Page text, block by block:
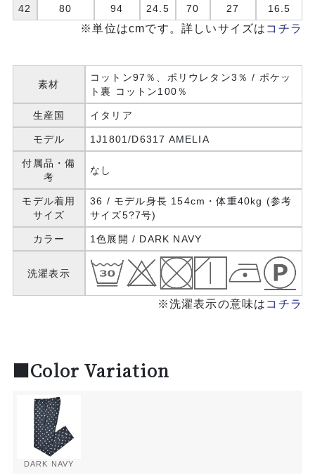
42 80 94 24.5 70 27 16.5
※単位はcmです。詳しいサイズは コチラ
素材
コットン97％、ポリウレタン3％ / ポケッ
ト裏 コットン100％
生産国 イタリア
モデル 1J1801/D6317 AMELIA
付属品・備
考
なし
モデル着用
サイズ
36 / モデル身長 154cm・体重40kg (参考
サイズ5?7号)
カラー 1色展開 / DARK NAVY
洗濯表示
※洗濯表示の意味は コチラ
■Color Variation
DARK NAVY